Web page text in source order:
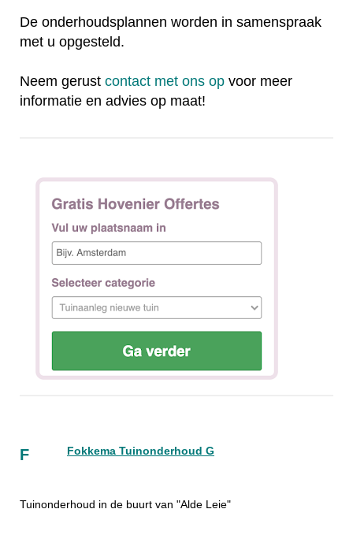
De onderhoudsplannen worden in samenspraak
met u opgesteld.
Neem gerust contact met ons op voor meer
informatie en advies op maat!
F Fokkema Tuinonderhoud G
Tuinonderhoud in de buurt van "Alde Leie"